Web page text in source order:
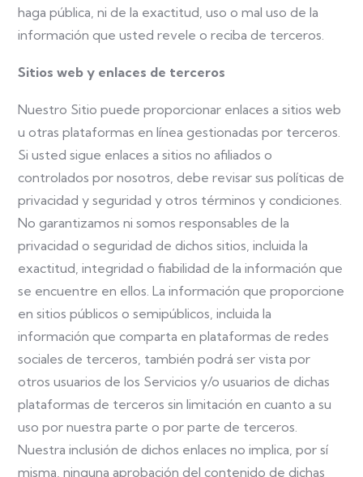
haga pública, ni de la exactitud, uso o mal uso de la
información que usted revele o reciba de terceros.
Sitios web y enlaces de terceros
Nuestro Sitio puede proporcionar enlaces a sitios web
u otras plataformas en línea gestionadas por terceros.
Si usted sigue enlaces a sitios no afiliados o
controlados por nosotros, debe revisar sus políticas de
privacidad y seguridad y otros términos y condiciones.
No garantizamos ni somos responsables de la
privacidad o seguridad de dichos sitios, incluida la
exactitud, integridad o fiabilidad de la información que
se encuentre en ellos. La información que proporcione
en sitios públicos o semipúblicos, incluida la
información que comparta en plataformas de redes
sociales de terceros, también podrá ser vista por
otros usuarios de los Servicios y/o usuarios de dichas
plataformas de terceros sin limitación en cuanto a su
uso por nuestra parte o por parte de terceros.
Nuestra inclusión de dichos enlaces no implica, por sí
misma, ninguna aprobación del contenido de dichas